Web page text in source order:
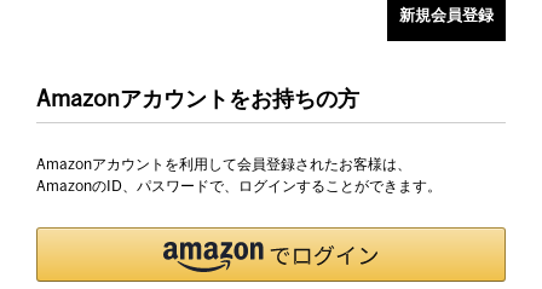
Amazonアカウントをお持ちの方
Amazonアカウントを利用して会員登録されたお客様は、
AmazonのID、パスワードで、ログインすることができます。